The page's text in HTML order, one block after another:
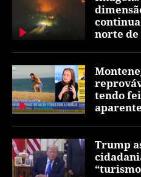
norte
tendo
Trump